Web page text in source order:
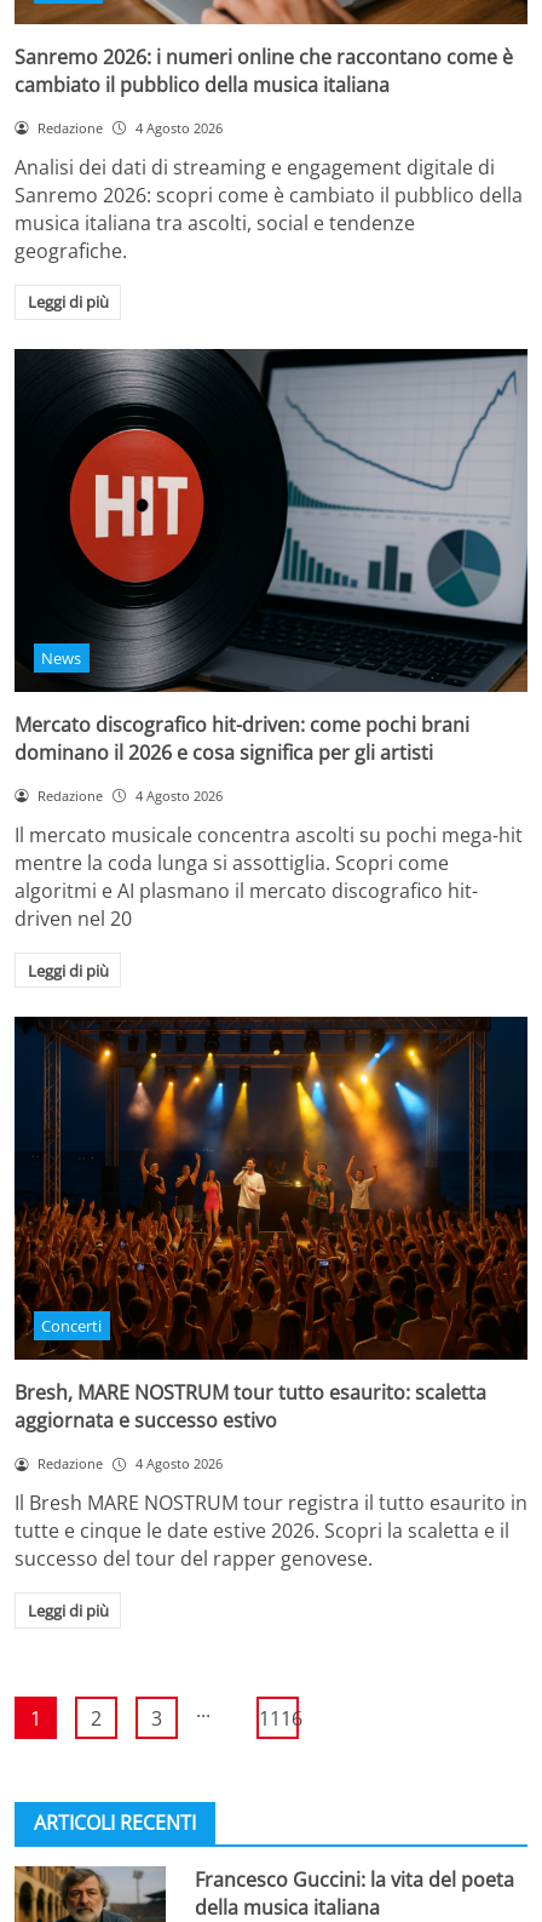
Sanremo 2026: i numeri online che raccontano come è
cambiato il pubblico della musica italiana
Redazione 4 Agosto 2026
Analisi dei dati di streaming e engagement digitale di
Sanremo 2026: scopri come è cambiato il pubblico della
musica italiana tra ascolti, social e tendenze
geografiche.
Leggi di più
News
Mercato discografico hit-driven: come pochi brani
dominano il 2026 e cosa significa per gli artisti
Redazione 4 Agosto 2026
Il mercato musicale concentra ascolti su pochi mega-hit
mentre la coda lunga si assottiglia. Scopri come
algoritmi e AI plasmano il mercato discografico hit-
driven nel 20
Leggi di più
Concerti
Bresh, MARE NOSTRUM tour tutto esaurito: scaletta
aggiornata e successo estivo
Redazione 4 Agosto 2026
Il Bresh MARE NOSTRUM tour registra il tutto esaurito in
tutte e cinque le date estive 2026. Scopri la scaletta e il
successo del tour del rapper genovese.
Leggi di più
1 2 3 ... 1116
ARTICOLI RECENTI
Francesco Guccini: la vita del poeta
della musica italiana